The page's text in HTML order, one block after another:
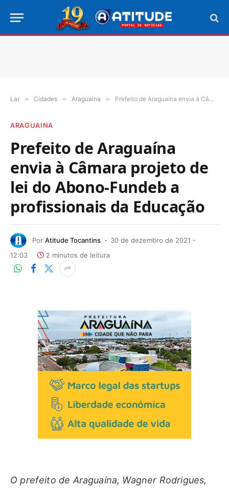
Lar » Cidades » Araguaina » Prefeito de Araguaína envia à Câmara projeto de lei do Abono-Fundeb a profissionais da Educação
ARAGUAINA
Prefeito de Araguaína
envia à Câmara projeto de
lei do Abono-Fundeb a
profissionais da Educação
Por Atitude Tocantins
30 de dezembro de 2021 -
12:03
2 minutos de leitura
O prefeito de Araguaína, Wagner Rodrigues,